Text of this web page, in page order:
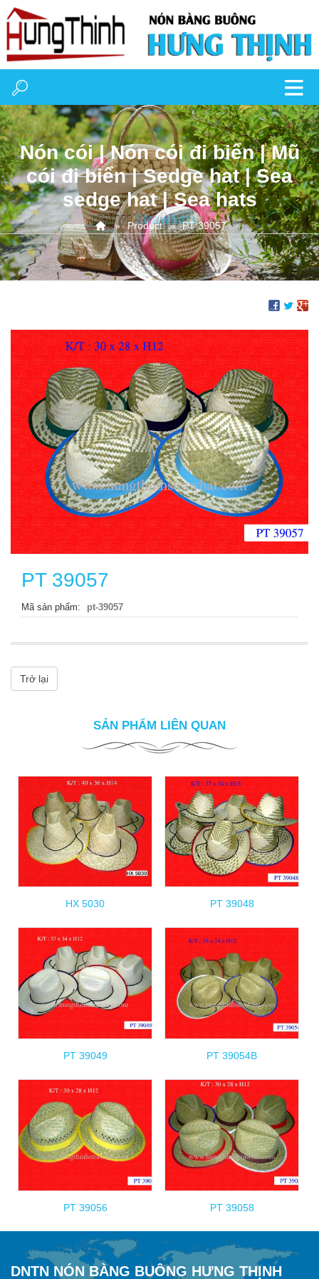
Nón cói | Nón cói đi biển | Mũ
cói đi biển | Sedge hat | Sea
sedge hat | Sea hats
Product PT 39057
PT 39057
Mã sản phẩm pt-39057
Trở lại
SẢN PHẨM LIÊN QUAN
HX 5030 PT 39048
PT 39049 PT 39054B
PT 39056 PT 39058
DNTN NÓN BÀNG BUÔNG HƯNG THỊNH